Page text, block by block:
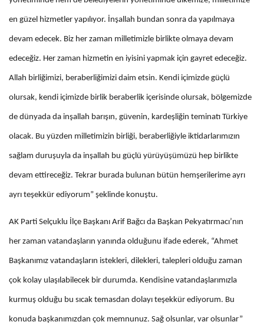
en güzel hizmetler yapılıyor. İnşallah bundan sonra da yapılmaya
devam edecek. Biz her zaman milletimizle birlikte olmaya devam
edeceğiz. Her zaman hizmetin en iyisini yapmak için gayret edeceğiz.
Allah birliğimizi, beraberliğimizi daim etsin. Kendi içimizde güçlü
olursak, kendi içimizde birlik beraberlik içerisinde olursak, bölgemizde
de dünyada da inşallah barışın, güvenin, kardeşliğin teminatı Türkiye
olacak. Bu yüzden milletimizin birliği, beraberliğiyle iktidarlarımızın
sağlam duruşuyla da inşallah bu güçlü yürüyüşümüzü hep birlikte
devam ettireceğiz. Tekrar burada bulunan bütün hemşerilerime ayrı
ayrı teşekkür ediyorum” şeklinde konuştu.
AK Parti Selçuklu İlçe Başkanı Arif Bağcı da Başkan Pekyatırmacı’nın
her zaman vatandaşların yanında olduğunu ifade ederek, “Ahmet
Başkanımız vatandaşların istekleri, dilekleri, talepleri olduğu zaman
çok kolay ulaşılabilecek bir durumda. Kendisine vatandaşlarımızla
kurmuş olduğu bu sıcak temasdan dolayı teşekkür ediyorum. Bu
konuda başkanımızdan çok memnunuz. Sağ olsunlar, var olsunlar”